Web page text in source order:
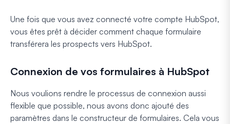
Une fois que vous avez connecté votre compte HubSpot,
vous êtes prêt à décider comment chaque formulaire
transférera les prospects vers HubSpot.
Connexion de vos formulaires à HubSpot
Nous voulions rendre le processus de connexion aussi
flexible que possible, nous avons donc ajouté des
paramètres dans le constructeur de formulaires. Cela vous